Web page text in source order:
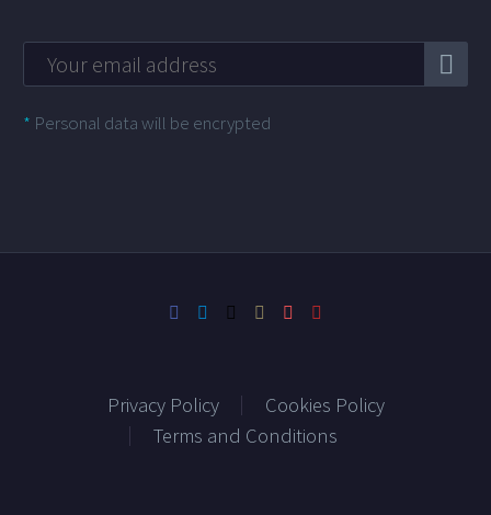
* Personal data will be encrypted
Privacy Policy
Cookies Policy
Terms and Conditions